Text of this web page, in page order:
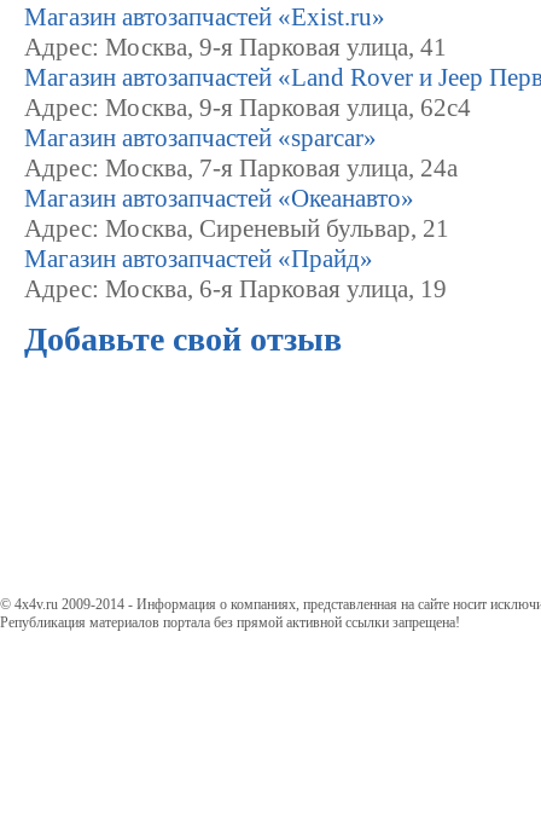
Магазин автозапчастей «Exist.ru»
Адрес: Москва, 9-я Парковая улица, 41
Магазин автозапчастей «Land Rover и Jeep
Адрес: Москва, 9-я Парковая улица, 62с4
Магазин автозапчастей «sparcar»
Адрес: Москва, 7-я Парковая улица, 24а
Магазин автозапчастей «Океанавто»
Адрес: Москва, Сиреневый бульвар, 21
Магазин автозапчастей «Прайд»
Адрес: Москва, 6-я Парковая улица, 19
Добавьте свой отзыв
© 4x4v.ru 2009-2014 - Информация о компаниях, представленная на сайте носит
Републикация материалов портала без прямой активной ссылки запрещена!